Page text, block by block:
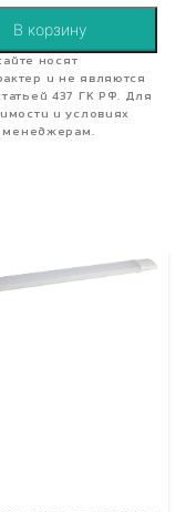
В корзину
носят
и не являются
437 ГК РФ. Для
и условиях
менеджерам.